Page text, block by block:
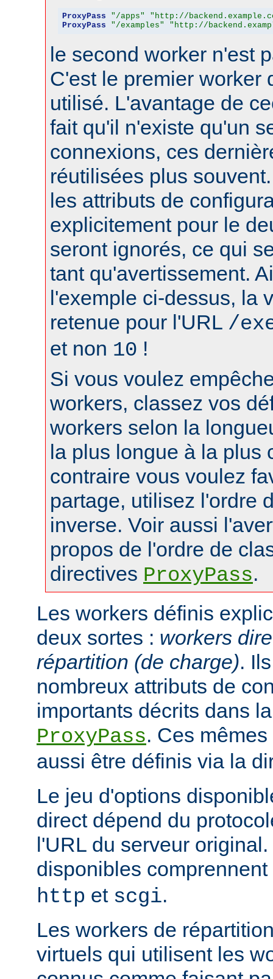
ProxyPass "/apps"
"http://
ProxyPass
"/examples" "http://
le second worker n'est
C'est le premier worker
utilisé. L'avantage de
fait qu'il n'existe qu'un
connexions, ces
réutilisées plus
les attributs de
explicitement pour le
seront ignorés, ce qui
tant qu'avertissement.
l'exemple ci-dessus, la
retenue pour l'URL /
et non 10 !
Si vous voulez
workers, classez vos
workers selon la
la plus longue à la plus
contraire vous voulez
partage, utilisez l'ordre
inverse. Voir aussi
propos de l'ordre de
directives ProxyPass.
Les workers définis
deux sortes : workers
répartition (de charge).
nombreux attributs de
importants décrits dans
ProxyPass. Ces
aussi être définis via la
Le jeu d'options
direct dépend du
l'URL du serveur
disponibles comprennent
http et scgi.
Les workers de
virtuels qui utilisent les